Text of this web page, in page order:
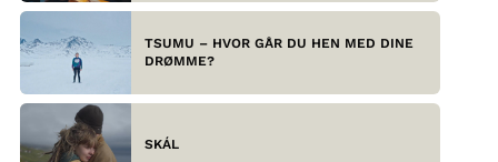
TSUMU – HVOR GÅR DU HEN MED DINE
DRØMME?
SKÁL